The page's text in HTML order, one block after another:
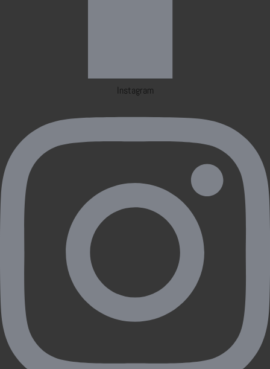
Instagram